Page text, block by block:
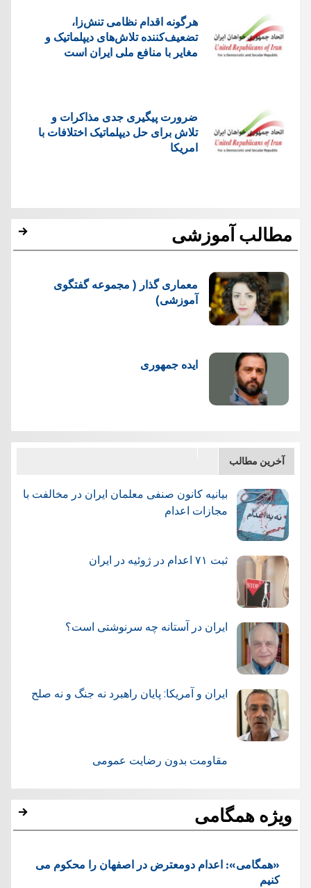
هرگونه اقدام نظامی تنش‌زا،
تضعیف‌کننده تلاش‌های دیپلماتیک و
مغایر با منافع ملی ایران است
ضرورت پیگیری جدی مذاکرات و
تلاش برای حل دیپلماتیک اختلافات با
امریکا
مطالب آموزشی
معماری گذار ( مجموعه گفتگوی
آموزشی)
ایده جمهوری
آخرین مطالب
بیانیه کانون صنفی معلمان ایران در مخالفت با
مجازات اعدام
ثبت ۷۱ اعدام در ژوئيه در ایران
ایران در آستانه چه سرنوشتی است؟
ایران و آمریکا: پایان راهبرد نه جنگ و نه صلح
مقاومت بدون رضایت عمومی
ویژه همگامی
«همگامی»: اعدام دومعترض در اصفهان را محکوم می
کنیم